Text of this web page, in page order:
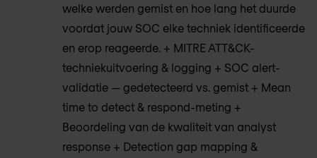
welke werden gemist en hoe lang het duurde
voordat jouw SOC elke techniek identificeerde
en erop reageerde. + MITRE ATT&CK-
techniekuitvoering & logging + SOC alert-
validatie — gedetecteerd vs. gemist + Mean
time to detect & respond-meting +
Beoordeling van de kwaliteit van analyst
response + Detection gap mapping &